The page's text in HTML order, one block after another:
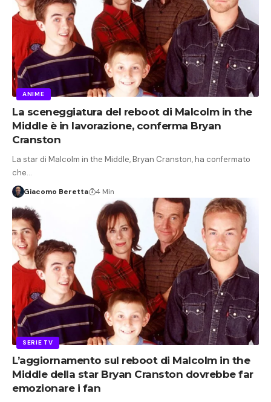
ANIME
La sceneggiatura del reboot di Malcolm in the
Middle è in lavorazione, conferma Bryan
Cranston
La star di Malcolm in the Middle, Bryan Cranston, ha confermato
che…
Giacomo Beretta 4 Min
SERIE TV
L’aggiornamento sul reboot di Malcolm in the
Middle della star Bryan Cranston dovrebbe far
emozionare i fan